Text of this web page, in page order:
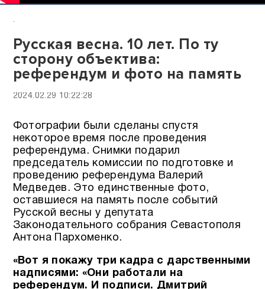
.
Русская весна. 10 лет. По ту
сторону объектива:
референдум и фото на память
2024.02.29 10:22:28
Фотографии были сделаны спустя
некоторое время после проведения
референдума. Снимки подарил
председатель комиссии по подготовке и
проведению референдума Валерий
Медведев. Это единственные фото,
оставшиеся на память после событий
Русской весны у депутата
Законодательного собрания Севастополя
Антона Пархоменко.
«Вот я покажу три кадра с дарственными
надписями: «Они работали на
референдум. И подписи. Дмитрий